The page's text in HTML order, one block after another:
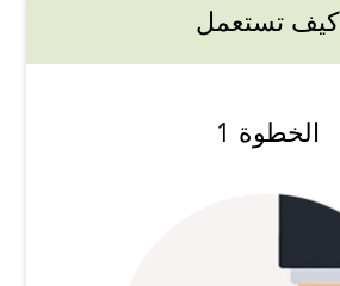
كيف تستعمل
الخطوة 1